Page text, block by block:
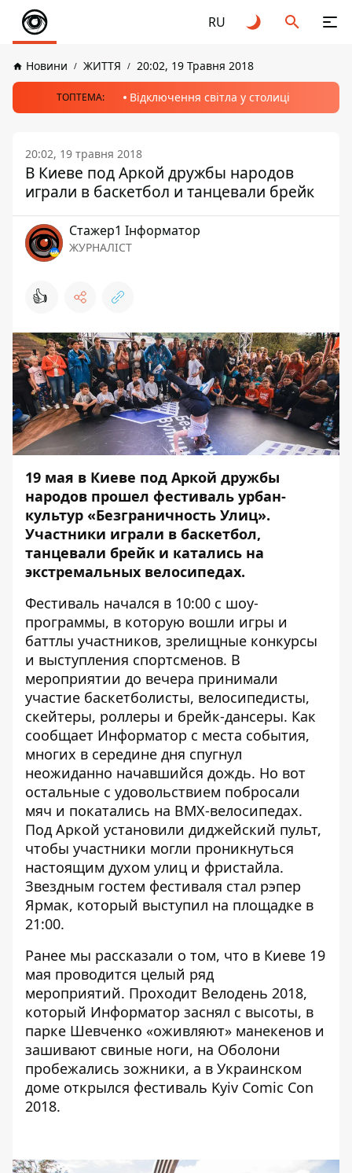
RU
Новини ЖИТТЯ 20:02, 19 Травня 2018
ТОПТЕМА: Відключення світла у столиці
20:02, 19 травня 2018
В Киеве под Аркой дружбы народов
играли в баскетбол и танцевали брейк
Стажер1 Інформатор
ЖУРНАЛІСТ
👍
19 мая в Киеве под Аркой дружбы
народов прошел фестиваль урбан-
культур «Безграничность Улиц».
Участники играли в баскетбол,
танцевали брейк и катались на
экстремальных велосипедах.
Фестиваль начался в 10:00 с шоу-
программы, в которую вошли игры и
баттлы участников, зрелищные конкурсы
и выступления спортсменов. В
мероприятии до вечера принимали
участие баскетболисты, велосипедисты,
скейтеры, роллеры и брейк-дансеры. Как
сообщает Информатор с места события,
многих в середине дня спугнул
неожиданно начавшийся дождь. Но вот
остальные с удовольствием побросали
мяч и покатались на ВМХ-велосипедах.
Под Аркой установили диджейский пульт,
чтобы участники могли проникнуться
настоящим духом улиц и фристайла.
Звездным гостем фестиваля стал рэпер
Ярмак, который выступил на площадке в
21:00.
Ранее мы рассказали о том, что в Киеве 19
мая проводится целый ряд
мероприятий. Проходит Велодень 2018,
который Информатор заснял с высоты, в
парке Шевченко «оживляют» манекенов и
зашивают свиные ноги, на Оболони
пробежались зожники, а в Украинском
доме открылся фестиваль Kyiv Comic Con
2018.